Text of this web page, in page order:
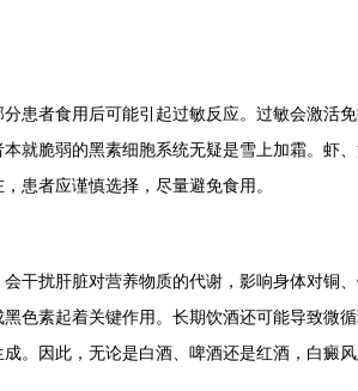
者食用后可能引起过敏反应。过敏会激活免
就脆弱的黑素细胞系统无疑是雪上加霜。虾
患者应谨慎选择，尽量避免食用。
扰肝脏对营养物质的代谢，影响身体对铜、
色素起着关键作用。长期饮酒还可能导致微
。因此，无论是白酒、啤酒还是红酒，白癜风